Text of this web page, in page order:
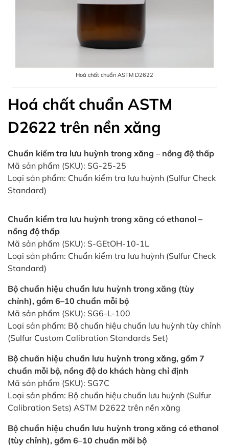
Hoá chất chuẩn ASTM D2622
Hoá chất chuẩn ASTM
D2622 trên nền xăng
Chuẩn kiểm tra lưu huỳnh trong xăng – nồng độ thấp
Mã sản phẩm (SKU): SG-25-25
Loại sản phẩm: Chuẩn kiểm tra lưu huỳnh (Sulfur Check
Standard)
Chuẩn kiểm tra lưu huỳnh trong xăng có ethanol –
nồng độ thấp
Mã sản phẩm (SKU): S-GEtOH-10-1L
Loại sản phẩm: Chuẩn kiểm tra lưu huỳnh (Sulfur Check
Standard)
Bộ chuẩn hiệu chuẩn lưu huỳnh trong xăng (tùy
chỉnh), gồm 6–10 chuẩn mỗi bộ
Mã sản phẩm (SKU): SG6-L-100
Loại sản phẩm: Bộ chuẩn hiệu chuẩn lưu huỳnh tùy chỉnh
(Sulfur Custom Calibration Standards Set)
Bộ chuẩn hiệu chuẩn lưu huỳnh trong xăng, gồm 7
chuẩn mỗi bộ, nồng độ do khách hàng chỉ định
Mã sản phẩm (SKU): SG7C
Loại sản phẩm: Bộ chuẩn hiệu chuẩn lưu huỳnh (Sulfur
Calibration Sets) ASTM D2622 trên nền xăng
Bộ chuẩn hiệu chuẩn lưu huỳnh trong xăng có ethanol
(tùy chỉnh), gồm 6–10 chuẩn mỗi bộ